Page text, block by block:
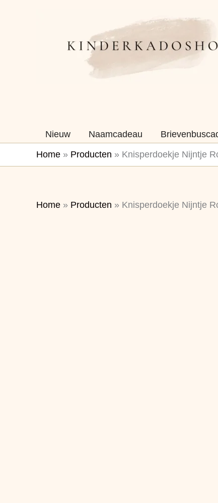
Nieuw Naamcadeau
Home » Producten » Knisperdoekje Nijntje
Home » Producten » Knisperdoekje Nijntje